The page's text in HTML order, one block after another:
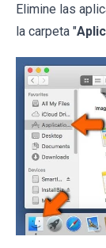
Elimine las
la carpeta "